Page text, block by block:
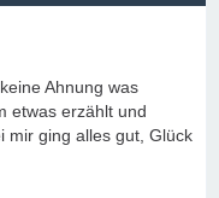
Ahnung was
etwas erzählt und
mir ging alles gut, Glück